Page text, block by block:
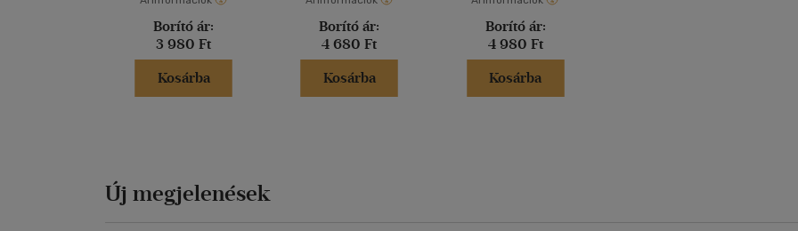
Borító ár:
3 980 Ft
Kosárba
Borító ár:
4 680 Ft
Kosárba
Borító ár:
4 980 Ft
Kosárba
Új megjelenések